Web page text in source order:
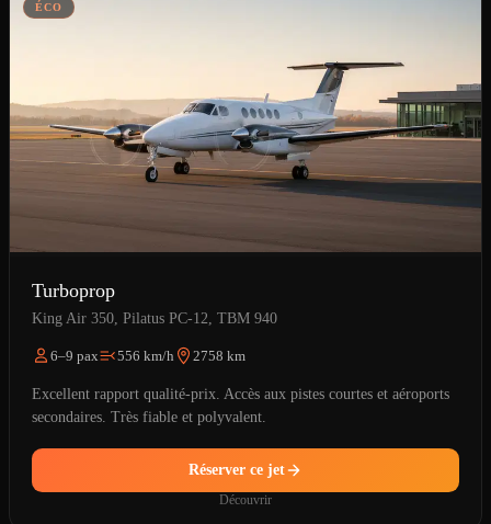
ÉCO
Turboprop
King Air 350, Pilatus PC-12, TBM 940
6–9 pax 556 km/h 2758 km
Excellent rapport qualité-prix. Accès aux pistes courtes et aéroports
secondaires. Très fiable et polyvalent.
Réserver ce jet
Découvrir